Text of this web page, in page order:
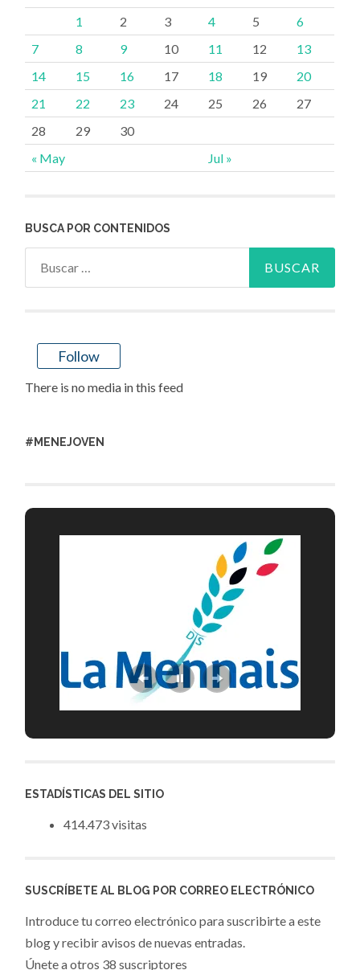
« May Jul »
1 2 3 4 5
6
7
8 9 10 11 12
13
14
15 16 17 18 19
20
21
22 23 24 25 26
27
28
29 30
BUSCA POR CONTENIDOS
Follow
There is no media in this feed
#MENEJOVEN
ESTADÍSTICAS DEL SITIO
414.473 visitas
SUSCRÍBETE AL BLOG POR CORREO ELECTRÓNICO
Introduce tu correo electrónico para suscribirte a este
blog y recibir avisos de nuevas entradas.
Únete a otros 38 suscriptores